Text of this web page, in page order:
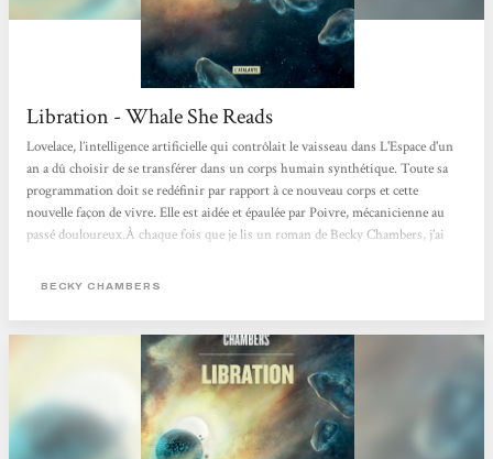
Libration - Whale She Reads
Lovelace, l’intelligence artificielle qui contrôlait le vaisseau dans L'Espace d'un
an a dû choisir de se transférer dans un corps humain synthétique. Toute sa
programmation doit se redéfinir par rapport à ce nouveau corps et cette
nouvelle façon de vivre. Elle est aidée et épaulée par Poivre, mécanicienne au
passé douloureux.À chaque fois que je lis un roman de Becky Chambers, j’ai
lire plein de choses qui me font envie. Bon évidemment, ça ne se passe jamais
BECKY CHAMBERS